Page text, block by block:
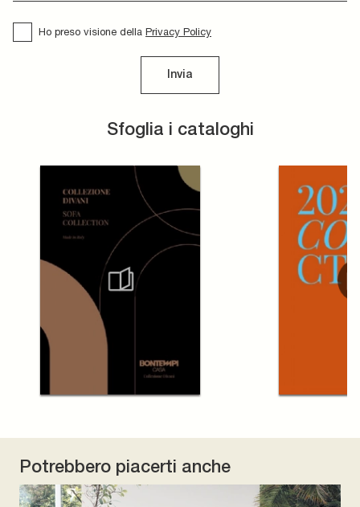
Sfoglia i cataloghi
Ho preso visione della Privacy Policy
Invia
Potrebbero piacerti anche